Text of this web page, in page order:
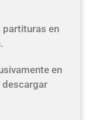
en
en
descargar